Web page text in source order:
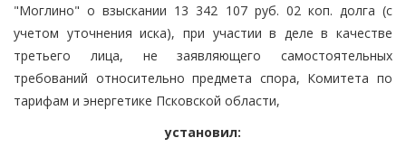
"Моглино" о взыскании 13 342 107 руб. 02 коп. долга (с
учетом уточнения иска), при участии в деле в качестве
третьего лица, не заявляющего самостоятельных
требований относительно предмета спора, Комитета по
тарифам и энергетике Псковской области,
установил: